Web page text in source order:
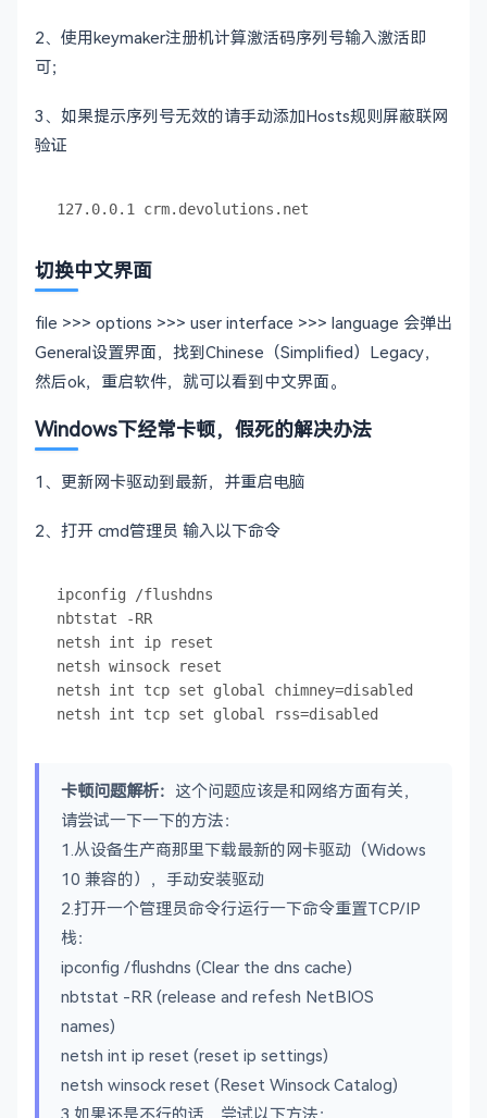
2、使用keymaker注册机计算激活码序列号输入激活即
可；
3、如果提示序列号无效的请手动添加Hosts规则屏蔽联网
验证
切换中文界面
file >>> options >>> user interface >>> language 会弹出
General设置界面，找到Chinese（Simplified）Legacy，
然后ok，重启软件，就可以看到中文界面。
Windows下经常卡顿，假死的解决办法
1、更新网卡驱动到最新，并重启电脑
2、打开 cmd管理员 输入以下命令
ipconfig /flushdns
nbtstat -RR
netsh int ip reset
netsh winsock reset
netsh int tcp set global chimney=disabled
卡顿问题解析： 这个问题应该是和网络方面有关，
请尝试一下一下的方法：
1.从设备生产商那里下载最新的网卡驱动（Widows
10 兼容的），手动安装驱动
2.打开一个管理员命令行运行一下命令重置TCP/IP
栈：
ipconfig /flushdns (Clear the dns cache)
nbtstat -RR (release and refesh NetBIOS
names)
netsh int ip reset (reset ip settings)
netsh winsock reset (Reset Winsock Catalog)
3.如果还是不行的话，尝试以下方法：